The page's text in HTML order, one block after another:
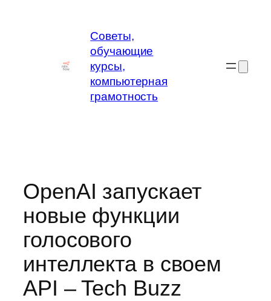
Советы,
обучающие
курсы,
компьютерная
грамотность
OpenAI запускает
новые функции
голосового
интеллекта в своем
API – Tech Buzz